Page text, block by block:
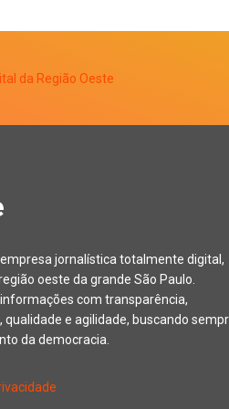
jornalística totalmente digital,
oeste da grande São Paulo.
com transparência,
qualidade e agilidade, buscando
da democracia.